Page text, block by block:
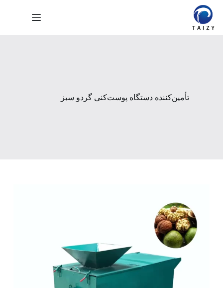
پرش
محتوا
تأمین‌کننده دستگاه پوست‌کنی گردو سبز